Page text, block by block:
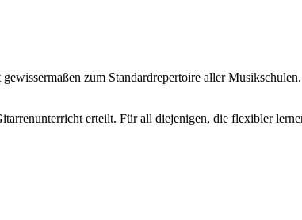
gewissermaßen zum Standardrepertoire aller
erteilt. Für all diejenigen, die flexibler